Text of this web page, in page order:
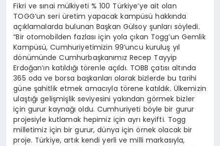
Fikri ve sınai mülkiyeti % 100 Türkiye’ye ait olan
TOGG’un seri üretim yapacak kampüsü hakkında
açıklamalarda bulunan Başkan Gülsoy şunları söyledi.
“Bir otomobilden fazlası için yola çıkan Togg’un Gemlik
Kampüsü, Cumhuriyetimizin 99’uncu kuruluş yıl
dönümünde Cumhurbaşkanımız Recep Tayyip
Erdoğan’ın katıldığı törenle açıldı. TOBB çatısı altında
365 oda ve borsa başkanları olarak bizlerde bu tarihi
güne şahitlik etmek amacıyla törene katıldık. Ülkemizin
ulaştığı gelişmişlik seviyesini yakından görmek bizler
için gurur kaynağı oldu. Cumhuriyeti böyle bir gurur
projesiyle kutlamak hepimiz için ayrı keyifti. Togg
milletimiz için bir gurur, dünya için örnek olacak bir
proje. Türkiye, artık kendi yerli ve milli markasıyla,